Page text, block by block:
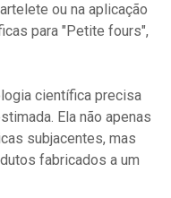
ou na aplicação
para "Petite fours",
científica precisa
Ela não apenas
subjacentes, mas
fabricados a um